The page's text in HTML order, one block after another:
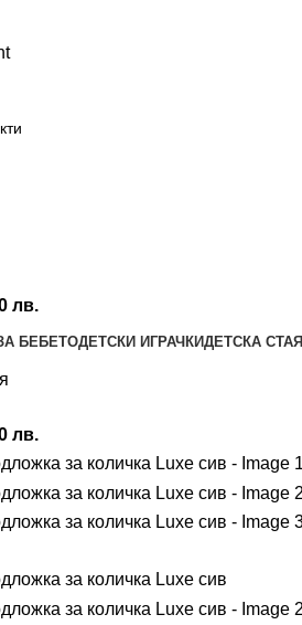
лв.
БЕБЕТОДЕТСКИ ИГРАЧКИДЕТСКА СТАЯ
лв.